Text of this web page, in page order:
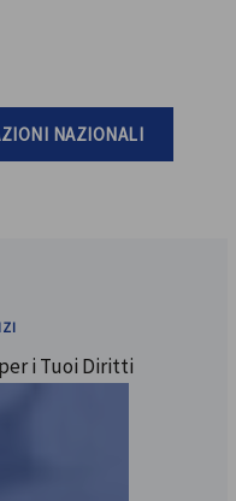
NAZIONALI
i Tuoi Diritti